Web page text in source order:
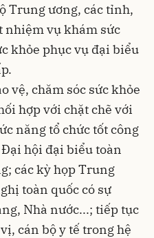
Trung ương, các tỉnh,
nhiệm vụ khám sức
khỏe phục vụ đại biểu
vệ, chăm sóc sức khỏe
hợp với chặt chẽ với
năng tổ chức tốt công
hội đại biểu toàn
các kỳ họp Trung
toàn quốc có sự
Nhà nước...; tiếp tục
cán bộ y tế trong hệ